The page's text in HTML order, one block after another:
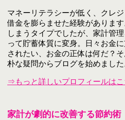
マネーリテラシーが低く、クレ
借金を膨らませた経験がありま
しまうタイプでしたが、家計管
って貯蓄体質に変身。日々お金
されたい、お金の正体は何だ？
朴な疑問からブログを始めました
⇒もっと詳しいプロフィールはこ
家計が劇的に改善する節約術